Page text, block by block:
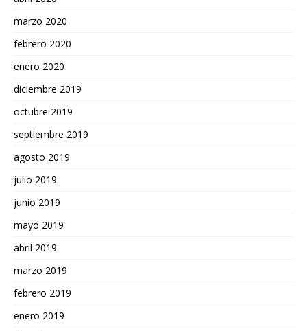
marzo 2020
febrero 2020
enero 2020
diciembre 2019
octubre 2019
septiembre 2019
agosto 2019
julio 2019
junio 2019
mayo 2019
abril 2019
marzo 2019
febrero 2019
enero 2019